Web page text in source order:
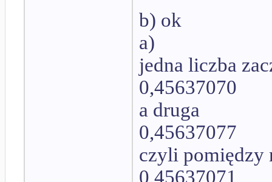
b) ok
a)
jedna liczba
0,45637070
a druga
0,45637077
czyli pomiędzy
0,45637071